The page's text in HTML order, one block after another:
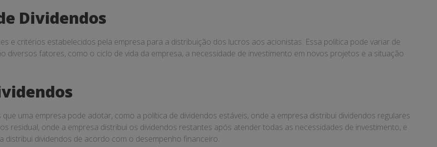
Dividendos
e critérios estabelecidos pela empresa para a distribuição dos lucros aos acionistas. Essa política pode variar de
diversos fatores, como o ciclo de vida da empresa, a necessidade de investimento em novos projetos e a situação
uma empresa pode adotar, como a política de dividendos estáveis, onde a empresa distribui dividendos regulares
residual, onde a empresa distribui os dividendos restantes após atender todas as necessidades de investimento, e
distribui dividendos de acordo com o desempenho financeiro.